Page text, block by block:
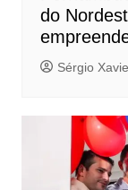
do
Sérgio